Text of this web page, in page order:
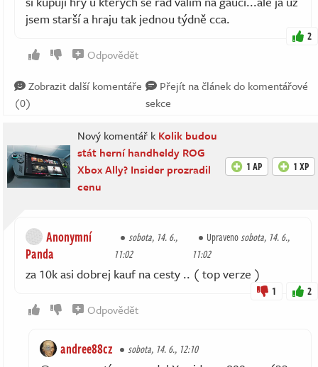
jsem starší a hraju tak jednou týdně cca.
2
Odpovědět
Zobrazit další komentáře
(0)
Přejít na článek do komentářové
sekce
Nový komentář k Kolik budou
stát herní handheldy ROG
Xbox Ally? Insider prozradil
cenu
1 AP 1 XP
Anonymní
Panda
sobota, 14. 6.,
11:02
Upravenosobota, 14. 6.,
11:02
za 10k asi dobrej kauf na cesty .. ( top verze )
1 2
Odpovědět
andree88cz sobota, 14. 6., 12:10